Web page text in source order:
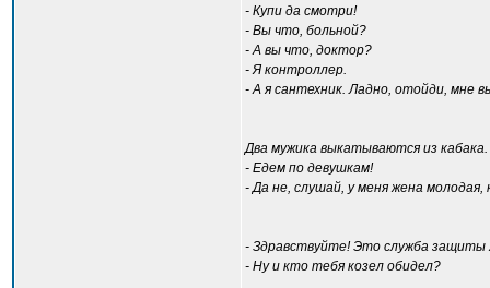
- Купи да смотри!
- Вы что, больной?
- А вы что, доктор?
- Я контроллер.
- А я сантехник. Ладно, отойди, мне
Два мужика выкатываются из кабака.
- Едем по девушкам!
- Да не, слушай, у меня жена молодая,
- Здравствуйте! Это служба защиты
- Ну и кто тебя козел обидел?